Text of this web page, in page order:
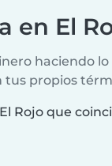
en El
haciendo
tus propios
Rojo que